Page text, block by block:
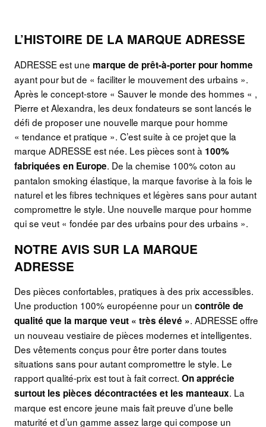
L’HISTOIRE DE LA MARQUE ADRESSE
ADRESSE est une marque de prêt-à-porter pour homme
ayant pour but de « faciliter le mouvement des urbains ».
Après le concept-store « Sauver le monde des hommes « ,
Pierre et Alexandra, les deux fondateurs se sont lancés le
défi de proposer une nouvelle marque pour homme
« tendance et pratique ». C’est suite à ce projet que la
marque ADRESSE est née. Les pièces sont à 100%
fabriquées en Europe. De la chemise 100% coton au
pantalon smoking élastique, la marque favorise à la fois le
naturel et les fibres techniques et légères sans pour autant
compromettre le style. Une nouvelle marque pour homme
qui se veut « fondée par des urbains pour des urbains ».
NOTRE AVIS SUR LA MARQUE
ADRESSE
Des pièces confortables, pratiques à des prix accessibles.
Une production 100% européenne pour un contrôle de
qualité que la marque veut « très élevé ». ADRESSE offre
un nouveau vestiaire de pièces modernes et intelligentes.
Des vêtements conçus pour être porter dans toutes
situations sans pour autant compromettre le style. Le
rapport qualité-prix est tout à fait correct. On apprécie
surtout les pièces décontractées et les manteaux. La
marque est encore jeune mais fait preuve d’une belle
maturité et d’un gamme assez large qui compose un